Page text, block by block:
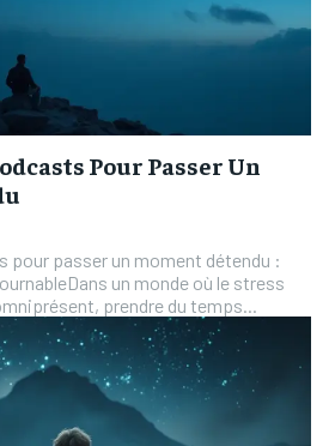
Pour Passer Un
pour passer un moment détendu :
un monde où le stress
prendre du temps...